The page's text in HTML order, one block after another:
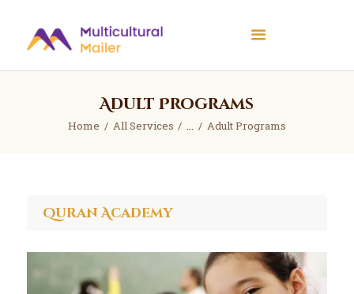
Adult Programs
Home All Services ... Adult Programs
Multicultural Mailer
Events
Contact Us
Quran Academy